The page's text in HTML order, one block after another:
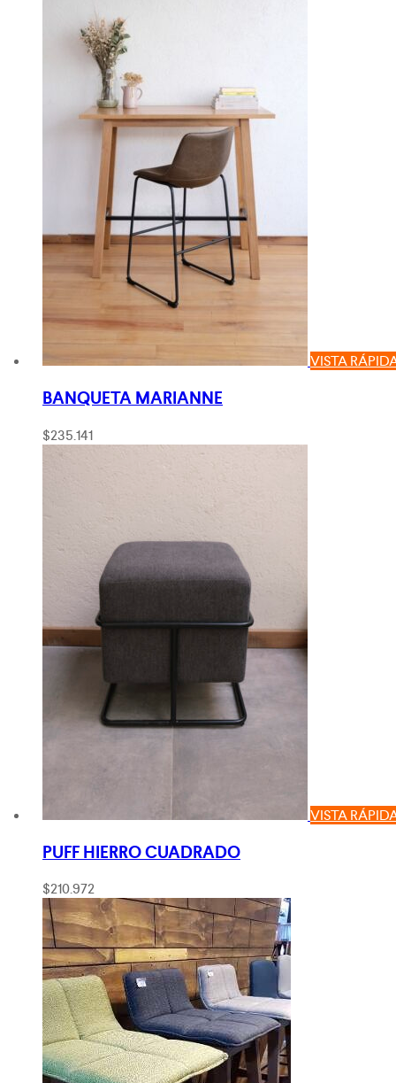
VISTA
BANQUETA MARIANNE
$235.141
VISTA
PUFF HIERRO CUADRADO
$210.972